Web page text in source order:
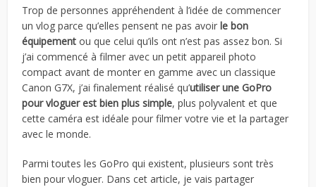
Trop de personnes appréhendent à l’idée de commencer
un vlog parce qu’elles pensent ne pas avoir le bon
équipement ou que celui qu’ils ont n’est pas assez bon. Si
j’ai commencé à filmer avec un petit appareil photo
compact avant de monter en gamme avec un classique
Canon G7X, j’ai finalement réalisé qu’utiliser une GoPro
pour vloguer est bien plus simple, plus polyvalent et que
cette caméra est idéale pour filmer votre vie et la partager
avec le monde.
Parmi toutes les GoPro qui existent, plusieurs sont très
bien pour vloguer. Dans cet article, je vais partager